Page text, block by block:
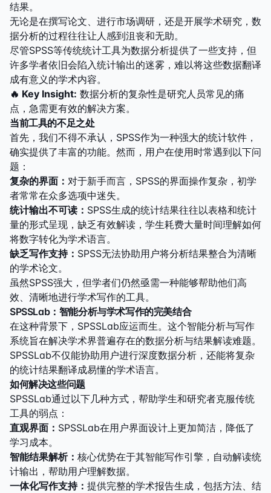
结果。
无论是在撰写论文、进行市场调研，还是开展学术研究，数
据分析的过程往往让人感到沮丧和无助。
尽管SPSS等传统统计工具为数据分析提供了一些支持，但
许多学者依旧会陷入统计输出的迷雾，难以将这些数据翻译
成有意义的学术内容。
🔥 Key Insight: 数据分析的复杂性是研究人员常见的痛
点，急需更有效的解决方案。
当前工具的不足之处
首先，我们不得不承认，SPSS作为一种强大的统计软件，
确实提供了丰富的功能。然而，用户在使用时常遇到以下问
题：
复杂的界面： 对于新手而言，SPSS的界面操作复杂，初学
者常常在众多选项中迷失。
统计输出不可读： SPSS生成的统计结果往往以表格和统计
量的形式呈现，缺乏有效解读，学生耗费大量时间理解如何
将数字转化为学术语言。
缺乏写作支持： SPSS无法协助用户将分析结果整合为清晰
的学术论文。
虽然SPSS强大，但学者们仍然亟需一种能够帮助他们高
效、清晰地进行学术写作的工具。
SPSSLab：智能分析与学术写作的完美结合
在这种背景下，SPSSLab应运而生。这个智能分析与写作
系统旨在解决学术界普遍存在的数据分析与结果解读难题。
SPSSLab不仅能协助用户进行深度数据分析，还能将复杂
的统计结果翻译成易懂的学术语言。
如何解决这些问题
SPSSLab通过以下几种方式，帮助学生和研究者克服传统
工具的弱点：
直观界面： SPSSLab在用户界面设计上更加简洁，降低了
学习成本。
智能结果解析： 核心优势在于其智能写作引擎，自动解读统
计输出，帮助用户理解数据。
一体化写作支持： 提供完整的学术报告生成，包括方法、结